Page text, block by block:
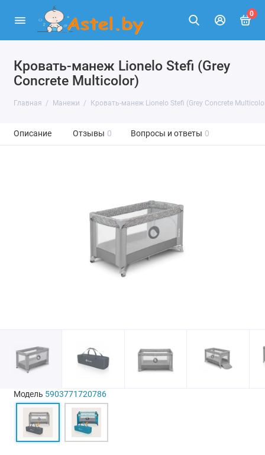
0
Кровать-манеж Lionelo Stefi (Grey
Concrete Multicolor)
Главная Манежи Кровать-манеж Lionelo Stefi (Grey Concrete
Описание Отзывы 0 Вопросы и ответы 0
Модель 5903771720786